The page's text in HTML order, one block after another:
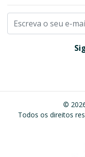
©
Todos os direitos